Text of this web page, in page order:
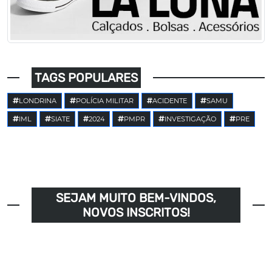
TAGS POPULARES
LONDRINA POLÍCIA MILITAR ACIDENTE SAMU
IML SIATE 2024 PMPR INVESTIGAÇÃO PRE
SEJAM MUITO BEM-VINDOS,
NOVOS INSCRITOS!